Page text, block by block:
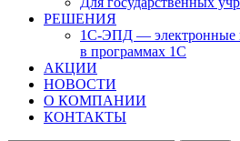
РЕШЕНИЯ
1С-ЭПД — электронные
в программах 1С
АКЦИИ
НОВОСТИ
О КОМПАНИИ
КОНТАКТЫ